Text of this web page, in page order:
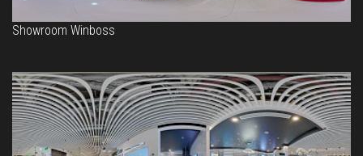
Showroom Winboss